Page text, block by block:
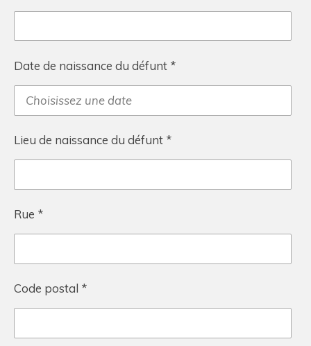
Date de naissance du défunt *
Lieu de naissance du défunt *
Rue *
Code postal *